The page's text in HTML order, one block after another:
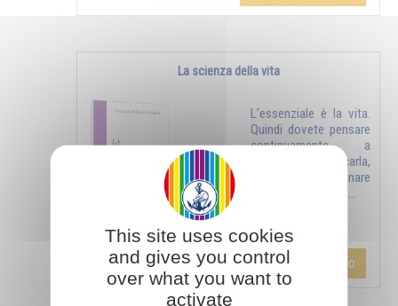
La scienza della vita
L’essenziale è la vita.
Quindi dovete pensare
continuamente a
proteggerla, purificarla,
santificarla, eliminare
ciò che la ostacola...
€ 4,50€ 4,28 Aggiungi al carrello
This site uses cookies
and gives you control
over what you want to
activate